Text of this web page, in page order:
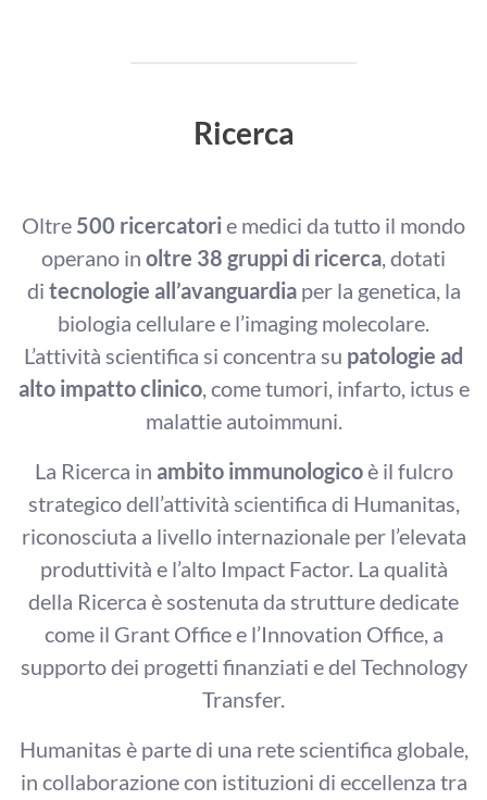
Ricerca
Oltre 500 ricercatorie medici da tutto il mondo
operano in oltre 38 gruppi di ricerca, dotati
di tecnologie all’avanguardiaper la genetica, la
biologia cellulare e l’imaging molecolare.
L’attività scientifica si concentra su patologie ad
alto impatto clinico, come tumori, infarto, ictus e
malattie autoimmuni.
La Ricerca in ambito immunologicoè il fulcro
strategico dell’attività scientifica di Humanitas,
riconosciuta a livello internazionale per l’elevata
produttività e l’alto Impact Factor. La qualità
della Ricerca è sostenuta da strutture dedicate
come il Grant Office e l’Innovation Office, a
supporto dei progetti finanziati e del Technology
Transfer.
Humanitas è parte di una rete scientifica globale,
in collaborazione con istituzioni di eccellenza tra